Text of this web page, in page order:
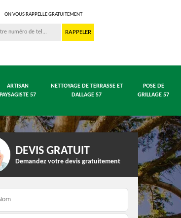
ON VOUS RAPPELLE GRATUITEMENT
ARTISAN
PAYSAGISTE 57
NETTOYAGE DE TERRASSE ET
DALLAGE 57
POSE DE
GRILLAGE 57
Entreprise abattage
arbre 57
DEVIS GRATUIT
Demandez votre devis gratuitement